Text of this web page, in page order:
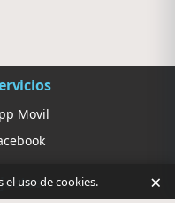
Movil
el uso de cookies. ×